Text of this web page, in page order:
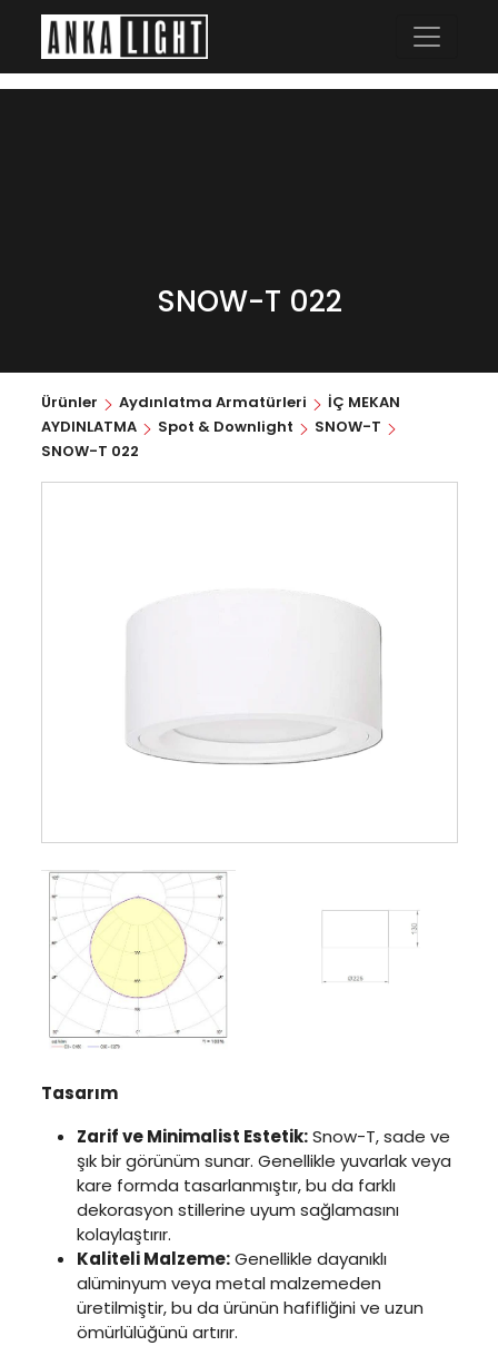
SNOW-T 022
Ürünler Aydınlatma Armatürleri
İÇ MEKAN
AYDINLATMA
Spot & Downlight
SNOW-T
SNOW-T 022
Tasarım
Zarif ve Minimalist Estetik:Snow-T, sade ve
şık bir görünüm sunar. Genellikle yuvarlak veya
kare formda tasarlanmıştır, bu da farklı
dekorasyon stillerine uyum sağlamasını
kolaylaştırır.
Kaliteli Malzeme:Genellikle dayanıklı
alüminyum veya metal malzemeden
üretilmiştir, bu da ürünün hafifliğini ve uzun
ömürlülüğünü artırır.